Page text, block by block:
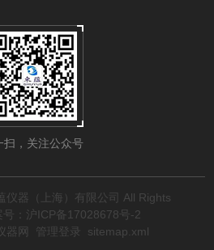
扫，关注公众号
器（上海）有限公司 All Rights
号：沪ICP备17028678号-2
器网 管理登录 sitemap.xml